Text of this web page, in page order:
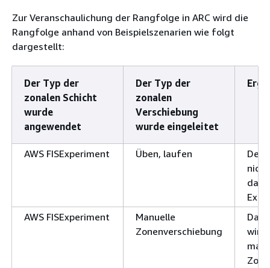
Zur Veranschaulichung der Rangfolge in ARC wird die
Rangfolge anhand von Beispielszenarien wie folgt
dargestellt:
Der Typ der
zonalen Schicht
wurde
angewendet
Der Typ der
zonalen
Verschiebung
wurde eingeleitet
AWS FISExperiment Üben, laufen
Der
da
AWS FISExperiment
Manuelle
Zonenverschiebung
Das
wird